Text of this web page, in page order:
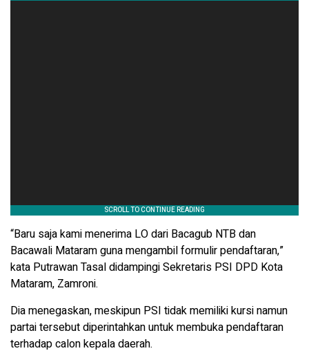
“Baru saja kami menerima LO dari Bacagub NTB dan
Bacawali Mataram guna mengambil formulir pendaftaran,”
kata Putrawan Tasal didampingi Sekretaris PSI DPD Kota
Mataram, Zamroni.
Dia menegaskan, meskipun PSI tidak memiliki kursi namun
partai tersebut diperintahkan untuk membuka pendaftaran
terhadap calon kepala daerah.